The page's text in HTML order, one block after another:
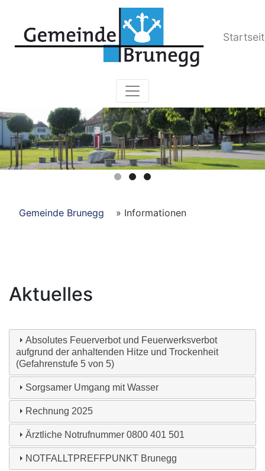
Hauptnavigation
Pfadnavigation
Gemeinde Brunegg Informationen
Hauptnavigation
Aktuelles
Absolutes Feuerverbot und Feuerwerksverbot
aufgrund der anhaltenden Hitze und Trockenheit
(Gefahrenstufe 5 von 5)
Sorgsamer Umgang mit Wasser
Rechnung 2025
Ärztliche Notrufnummer 0800 401 501
NOTFALLTPREFFPUNKT Brunegg